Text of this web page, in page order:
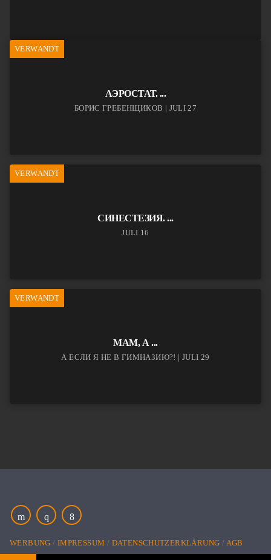
VERWANDT
АЭРОСТАТ. ...
БОРИС ГРЕБЕНЩИКОВ | JULI 27
VERWANDT
СИНЕСТЕЗИЯ. ...
JULI 16
VERWANDT
МАМ, А ...
А ЕСЛИ Я НЕ В ГИМНАЗИЮ?! | JULI 29
WERBUNG IMPRESSUM DATENSCHUTZERKLÄRUNG AGB